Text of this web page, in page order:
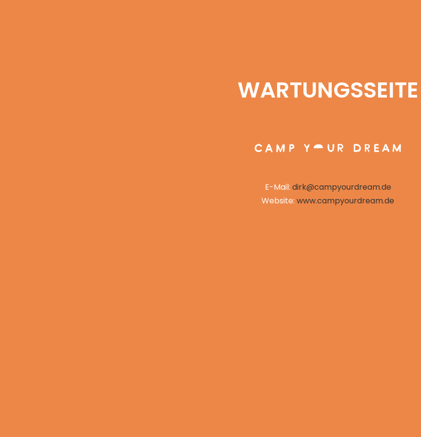
WARTUNGSSEITE
E-Mail: dirk@campyourdream.de
Website: www.campyourdream.de